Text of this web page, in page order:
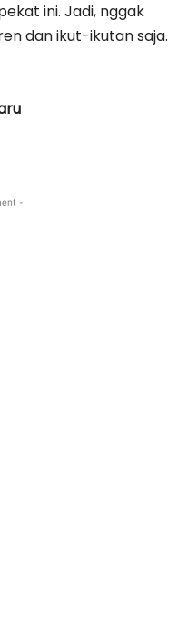
ini. Jadi, nggak
dan ikut-ikutan saja.
-